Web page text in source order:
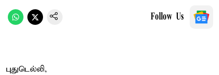
Follow Us
புதுடெல்லி,